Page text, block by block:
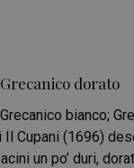
dorato
bianco;
Il Cupani (1696)
un po’ duri,